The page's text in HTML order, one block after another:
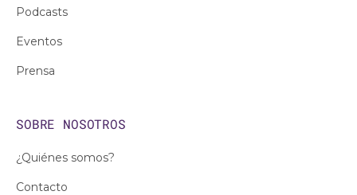
Podcasts
Eventos
Prensa
SOBRE NOSOTROS
¿Quiénes somos?
Contacto